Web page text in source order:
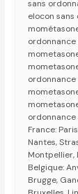
sans
elocon
ordonnance
ordonnance
France:
Nantes,
Montpellier,
Belgique:
Brugge,